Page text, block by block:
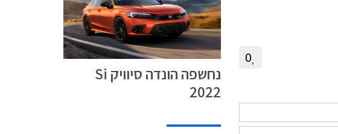
0
נחשפה הונדה סיוויק Si
2022